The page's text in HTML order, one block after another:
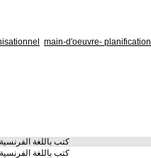
main-d'oeuvre- planification
كتب باللغة
كتب باللغة